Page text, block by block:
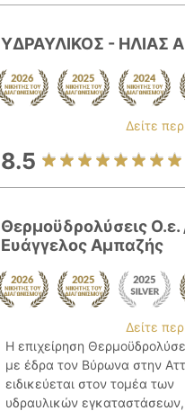
ΥΔΡΑΥΛΙΚΟΣ - ΗΛΙΑΣ
Δείτε
8.5
Θερμοϋδρολύσεις Ο.ε.
Ευάγγελος Αμπαζής
Δείτε
Η επιχείρηση
με έδρα τον Βύρωνα στην
ειδικεύεται στον τομέα των
υδραυλικών εγκαταστάσεων,